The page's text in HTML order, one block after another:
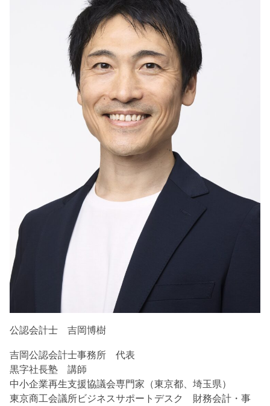
公認会計士 吉岡博樹
吉岡公認会計士事務所 代表
黒字社長塾 講師
中小企業再生支援協議会専門家（東京都、埼玉県）
東京商工会議所ビジネスサポートデスク 財務会計・事